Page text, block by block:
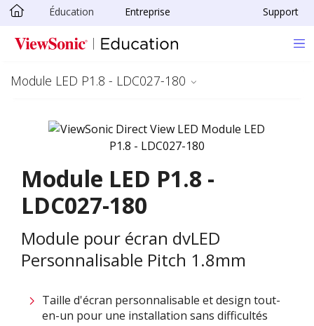
Passer au contenu principal
Éducation Entreprise Support
Module LED P1.8 - LDC027-180
Module LED P1.8 -
LDC027-180
Module pour écran dvLED
Personnalisable Pitch 1.8mm
Taille d'écran personnalisable et design tout-
en-un pour une installation sans difficultés ​